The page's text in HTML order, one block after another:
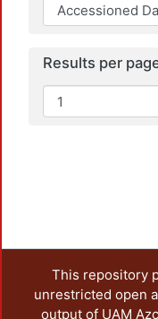
Results per
This repository
unrestricted open
output of UAM